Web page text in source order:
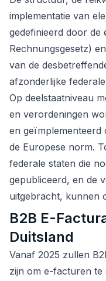
implementatie van
gedefinieerd door
Rechnungsgesetz)
van de
afzonderlijke
Op deelstaatniveau
en verordeningen
en geïmplementeerd
de Europese norm.
federale staten die
gepubliceerd, en de
uitgebracht, kunnen
B2B E-
Duitsland
Vanaf 2025 zullen
zijn om e-facturen te